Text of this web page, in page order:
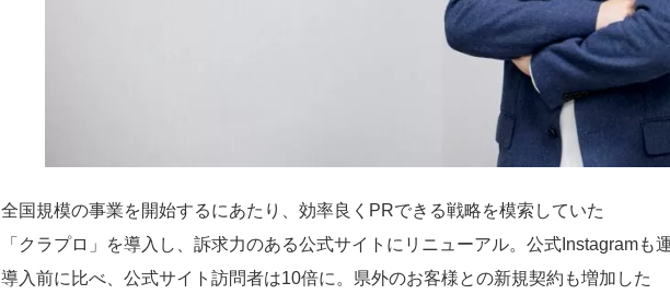
全国規模の事業を開始するにあたり、効率良くPRできる戦略を模索していた
「クラプロ」を導入し、訴求力のある公式サイトにリニューアル。公式Instagramも
導入前に比べ、公式サイト訪問者は10倍に。県外のお客様との新規契約も増加した